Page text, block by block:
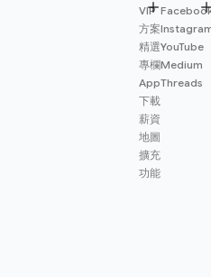
VIP
方案
精選
專欄
App
下載
薪資
地圖
擴充
功能
YouTube
Medium
Threads